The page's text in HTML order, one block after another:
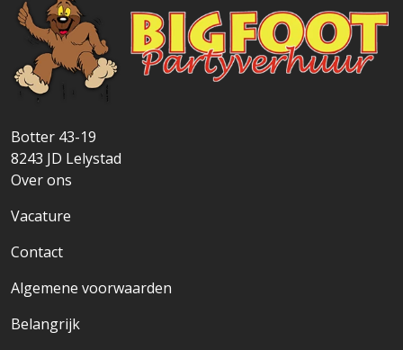
Botter 43-19
8243 JD Lelystad
Over ons
Vacature
Contact
Algemene voorwaarden
Belangrijk